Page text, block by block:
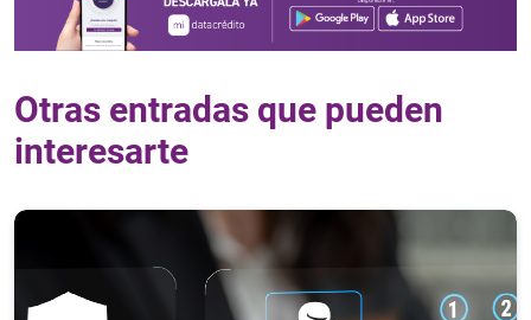
Otras entradas que pueden
interesarte